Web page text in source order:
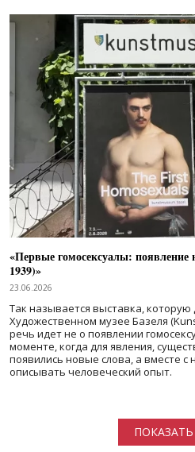
«Первые гомосексуалы: появление
1939)»
23.06.2026
Так называется выставка, которую
Художественном музее Базеля
речь идет не о появлении
моменте, когда для явления,
появились новые слова, а вместе
описывать человеческий опыт.